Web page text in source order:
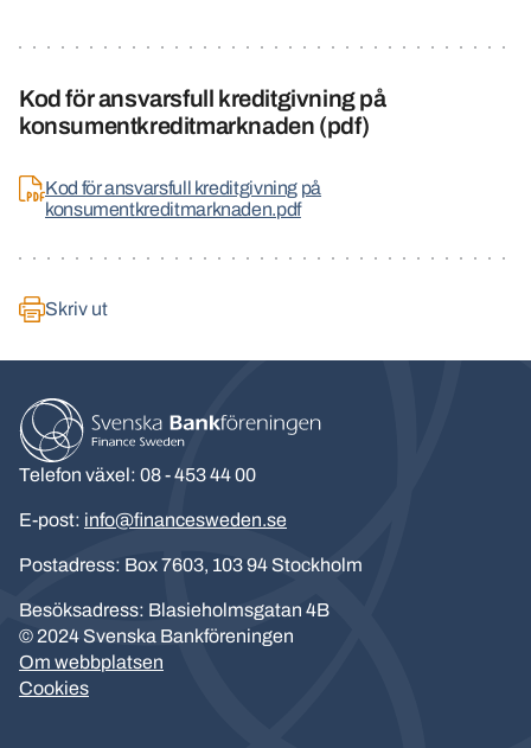
Kod för ansvarsfull kreditgivning på
konsumentkreditmarknaden (pdf)
Kod för ansvarsfull kreditgivning på
konsumentkreditmarknaden.pdf
Skriv ut
Telefon växel: 08 - 453 44 00
E-post: info@financesweden.se
Postadress: Box 7603, 103 94 Stockholm
Besöksadress: Blasieholmsgatan 4B
© 2024 Svenska Bankföreningen
Om webbplatsen
Cookies